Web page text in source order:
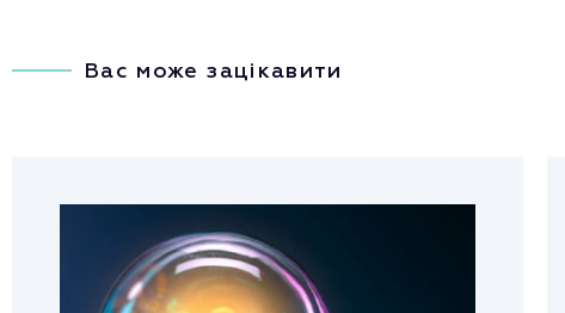
Вас може зацікавити